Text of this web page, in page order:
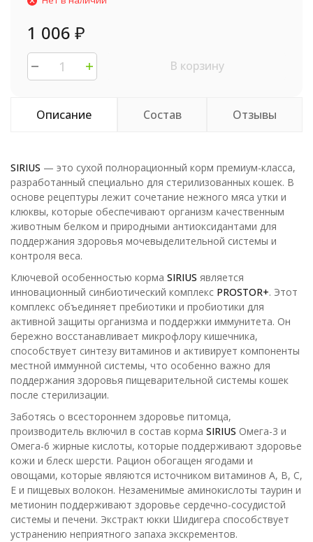
1 006 ₽
В корзину
Описание Состав Отзывы
SIRIUS — это сухой полнорационный корм премиум-класса,
разработанный специально для стерилизованных кошек. В
основе рецептуры лежит сочетание нежного мяса утки и
клюквы, которые обеспечивают организм качественным
животным белком и природными антиоксидантами для
поддержания здоровья мочевыделительной системы и
контроля веса.
Ключевой особенностью корма SIRIUS является
инновационный синбиотический комплекс PROSTOR+. Этот
комплекс объединяет пребиотики и пробиотики для
активной защиты организма и поддержки иммунитета. Он
бережно восстанавливает микрофлору кишечника,
способствует синтезу витаминов и активирует компоненты
местной иммунной системы, что особенно важно для
поддержания здоровья пищеварительной системы кошек
после стерилизации.
Заботясь о всестороннем здоровье питомца,
производитель включил в состав корма SIRIUS Омега-3 и
Омега-6 жирные кислоты, которые поддерживают здоровье
кожи и блеск шерсти. Рацион обогащен ягодами и
овощами, которые являются источником витаминов A, B, C,
E и пищевых волокон. Незаменимые аминокислоты таурин и
метионин поддерживают здоровье сердечно-сосудистой
системы и печени. Экстракт юкки Шидигера способствует
устранению неприятного запаха экскрементов.